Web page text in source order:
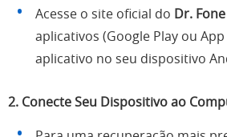
Acesse o site oficial do Dr. Fone
aplicativos (Google Play ou
aplicativo no seu dispositivo
2. Conecte Seu Dispositivo ao